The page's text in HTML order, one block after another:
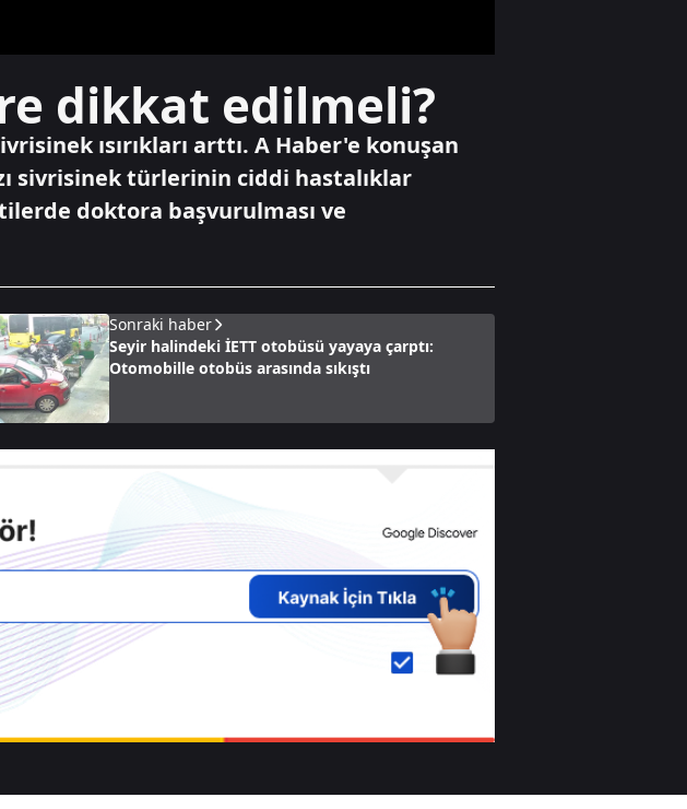
Çikolata
kutusunda 1,2
milyon dolar
rüşvet
Gündem
dikkat edilmeli?
ısırıkları arttı. A Haber'e konuşan
sivrisinek türlerinin ciddi hastalıklar
doktora başvurulması ve
Sonraki haber
Seyir halindeki İETT otobüsü yayaya çarptı:
Otomobille otobüs arasında sıkıştı